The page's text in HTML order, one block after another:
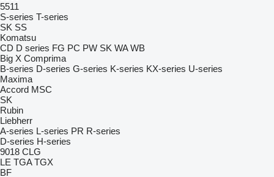
5511
S-series T-series
SK SS
Komatsu
CD D series FG PC PW SK WA WB
Big X Comprima
B-series D-series G-series K-series KX-series U-series
Maxima
Accord MSC
SK
Rubin
Liebherr
A-series L-series PR R-series
D-series H-series
9018 CLG
LE TGA TGX
BF